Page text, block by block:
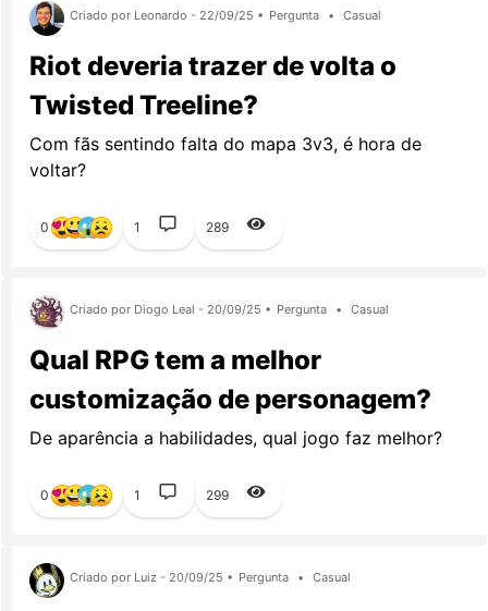
Criado por Leonardo - 22/09/25 • Pergunta • Casual
Riot deveria trazer de volta o
Twisted Treeline?
Com fãs sentindo falta do mapa 3v3, é hora de
voltar?
0 1 289
Criado por Diogo Leal - 20/09/25 • Pergunta • Casual
Qual RPG tem a melhor
customização de personagem?
De aparência a habilidades, qual jogo faz melhor?
0 1 299
Criado por Luiz - 20/09/25 • Pergunta • Casual